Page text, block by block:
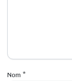
Nom *